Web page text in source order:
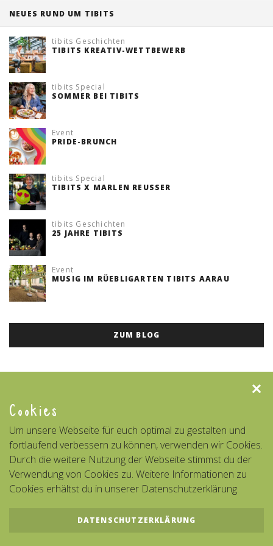
Login
Schweiz (DE)
NEUES RUND UM TIBITS
tibits Geschichten
TIBITS KREATIV-WETTBEWERB
tibits Special
SOMMER BEI TIBITS
Event
PRIDE-BRUNCH
tibits Special
TIBITS X MARLEN REUSSER
tibits Geschichten
25 JAHRE TIBITS
Event
MUSIG IM RÜEBLIGARTEN TIBITS AARAU
ZUM BLOG
Cookies
Um unsere Webseite für euch optimal zu gestalten und
fortlaufend verbessern zu können, verwenden wir Cookies.
Durch die weitere Nutzung der Webseite stimmst du der
Verwendung von Cookies zu. Weitere Informationen zu
Cookies erhältst du in unserer Datenschutzerklärung.
DATENSCHUTZERKLÄRUNG